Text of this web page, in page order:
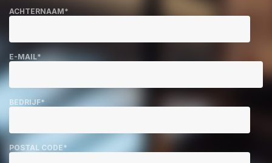
ACHTERNAAM*
E-MAIL*
BEDRIJF*
POSTAL CODE*